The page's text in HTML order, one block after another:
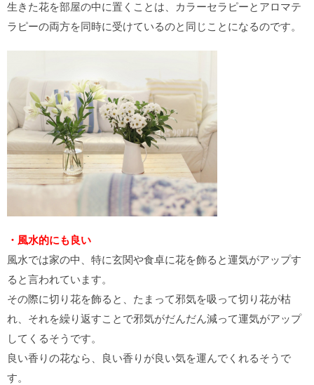
生きた花を部屋の中に置くことは、カラーセラピーとアロマテ
ラピーの両方を同時に受けているのと同じことになるのです。
・風水的にも良い
風水では家の中、特に玄関や食卓に花を飾ると運気がアップす
ると言われています。
その際に切り花を飾ると、たまって邪気を吸って切り花が枯
れ、それを繰り返すことで邪気がだんだん減って運気がアップ
してくるそうです。
良い香りの花なら、良い香りが良い気を運んでくれるそうで
す。